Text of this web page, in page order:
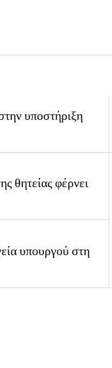
υποστήριξη
θητείας φέρνει
υπουργού στη